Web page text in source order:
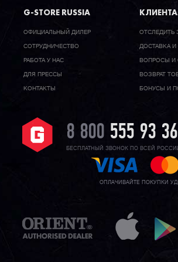
G-STORE RUSSIA
ОФИЦИАЛЬНЫЙ ДИЛЕР
CОТРУДНИЧЕСТВО
РАБОТА У НАС
ДЛЯ ПРЕССЫ
КОНТАКТЫ
ОТСЛЕДИТЬ
ДОСТАВКА И
ВОПРОСЫ И
ВОЗВРАТ
БОНУСЫ И
8 800 555 93 36
БЕСПЛАТНЫЙ ЗВОНОК ПО ВСЕЙ
ОПЛАЧИВАЙТЕ ПОКУПКИ